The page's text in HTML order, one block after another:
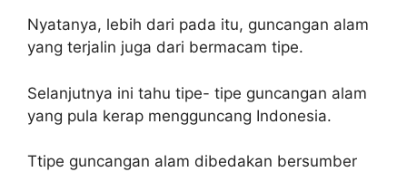
Nyatanya, lebih dari pada itu, guncangan alam
yang terjalin juga dari bermacam tipe.
Selanjutnya ini tahu tipe- tipe guncangan alam
yang pula kerap mengguncang Indonesia.
Ttipe guncangan alam dibedakan bersumber